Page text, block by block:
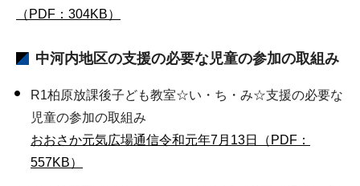
（PDF：304KB）
中河内地区の支援の必要な児童の参加の取組み
R1柏原放課後子ども教室☆い・ち・み☆支援の必要な
児童の参加の取組み
おおさか元気広場通信令和元年7月13日（PDF：
557KB）